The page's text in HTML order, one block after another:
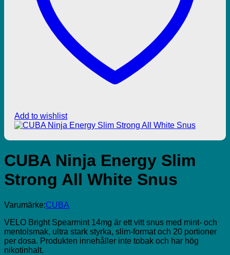
Add to wishlist
CUBA Ninja Energy Slim
Strong All White Snus
Varumärke:CUBA
VELO Bright Spearmint 14mg är ett vitt snus med mint- och
mentolsmak, ultra stark styrka, slim-format och 20 portioner
per dosa. Produkten innehåller inte tobak och har hög
nikotinhalt.